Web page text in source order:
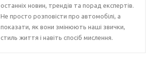
останніх новин, трендів та порад експертів.
Не просто розповісти про автомобілі, а
показати, як вони змінюють наші звички,
стиль життя і навіть спосіб мислення.